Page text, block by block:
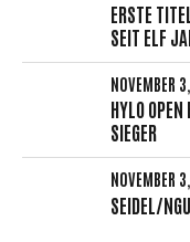
ERSTE
SEIT ELF
NOVEMBER
HYLO
SIEGER
NOVEMBER
SEIDEL/